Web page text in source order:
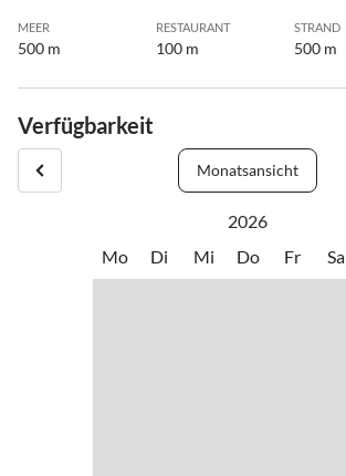
MEER
500 m
RESTAURANT
100 m
STRAND
500 m
Verfügbarkeit
Monatsansicht
2026
Mo
Di Mi Do Fr Sa